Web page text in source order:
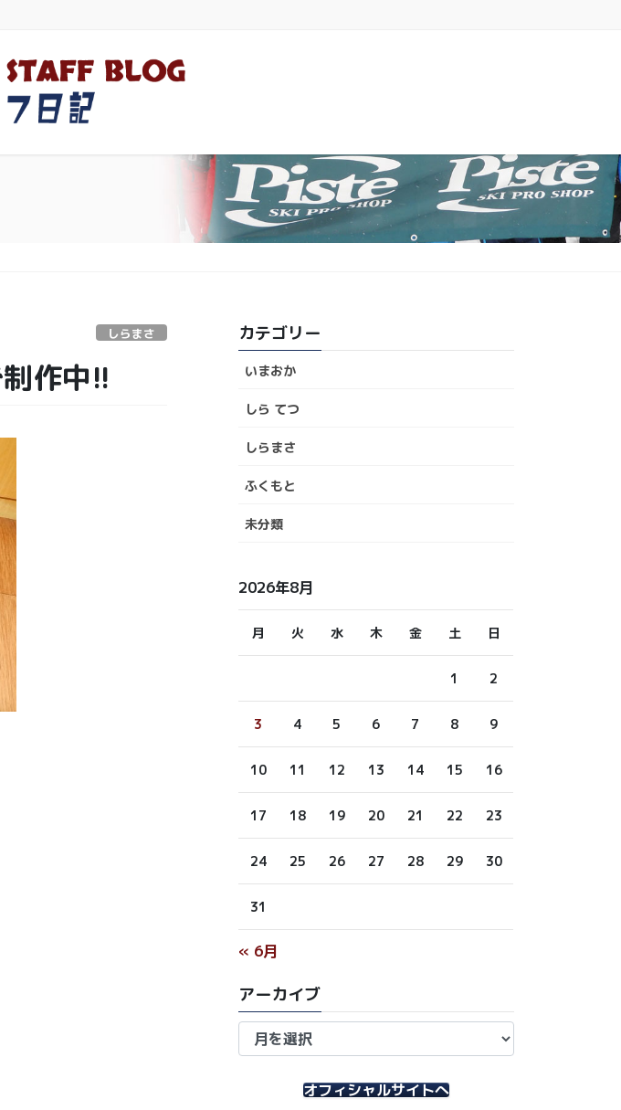
しらまさ
作中!!
カテゴリー
いまおか
しら てつ
しらまさ
ふくもと
未分類
2026年8月
月 火 水 木 金 土 日
1 2
3 4 5 6 7 8 9
10 11 12 13 14 15 16
17 18 19 20 21 22 23
24 25 26 27 28 29 30
31
« 6月
アーカイブ
ア
オフィシャルサイトへ